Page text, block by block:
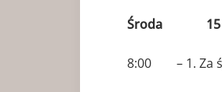
Środa 15
8:00 – 1. Za